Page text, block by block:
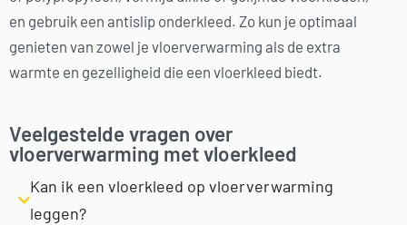
en gebruik een antislip onderkleed. Zo kun je optimaal
genieten van zowel je vloerverwarming als de extra
warmte en gezelligheid die een vloerkleed biedt.
Veelgestelde vragen over
vloerverwarming met vloerkleed
Kan ik een vloerkleed op vloerverwarming
leggen?